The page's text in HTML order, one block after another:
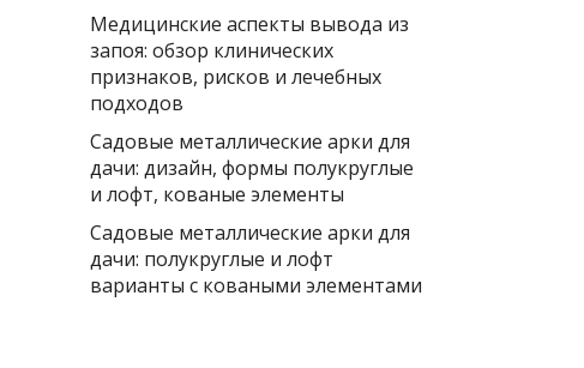
Медицинские аспекты вывода из
запоя: обзор клинических
признаков, рисков и лечебных
подходов
Садовые металлические арки для
дачи: дизайн, формы полукруглые
и лофт, кованые элементы
Садовые металлические арки для
дачи: полукруглые и лофт
варианты с коваными элементами